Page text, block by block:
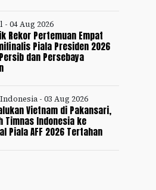
- 04 Aug 2026
Rekor Pertemuan Empat
Piala Presiden 2026
dan Persebaya
- 03 Aug 2026
Vietnam di Pakansari,
Timnas Indonesia ke
Piala AFF 2026 Tertahan